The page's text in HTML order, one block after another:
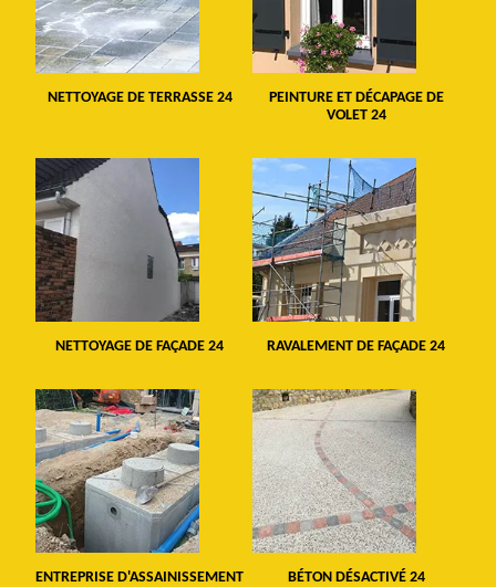
NETTOYAGE DE TERRASSE 24
PEINTURE ET DÉCAPAGE DE
VOLET 24
NETTOYAGE DE FAÇADE 24 RAVALEMENT DE FAÇADE 24
ENTREPRISE D'ASSAINISSEMENT BÉTON DÉSACTIVÉ 24